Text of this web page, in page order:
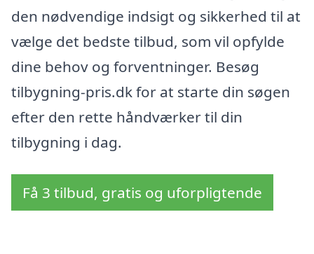
den nødvendige indsigt og sikkerhed til at
vælge det bedste tilbud, som vil opfylde
dine behov og forventninger. Besøg
tilbygning-pris.dk for at starte din søgen
efter den rette håndværker til din
tilbygning i dag.
Få 3 tilbud, gratis og uforpligtende